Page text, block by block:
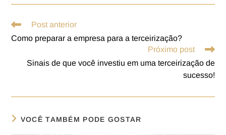
Post anterior
Como preparar a empresa para a terceirização?
Próximo post
Sinais de que você investiu em uma terceirização de
sucesso!
VOCÊ TAMBÉM PODE GOSTAR